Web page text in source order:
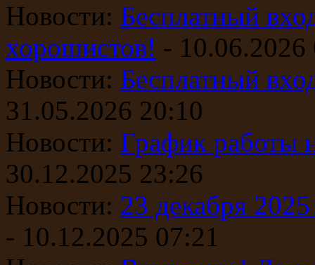
Новости: Бесплатный
хорошистов! - 10.06.2026
Новости: Бесплатный
31.05.2026 20:10
Новости: График работы
30.12.2025 23:26
Новости: 23 декабря
- 10.12.2025 07:21